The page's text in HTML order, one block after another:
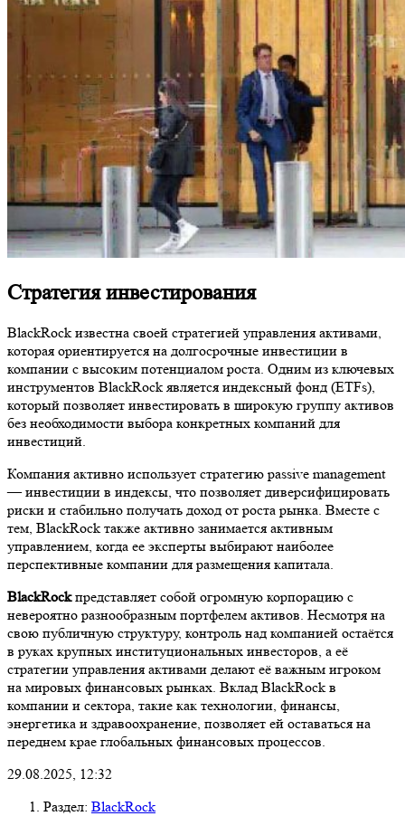
Стратегия инвестирования
BlackRock известна своей стратегией управления активами,
которая ориентируется на долгосрочные инвестиции в
компании с высоким потенциалом роста. Одним из ключевых
инструментов BlackRock является индексный фонд (ETFs),
который позволяет инвестировать в широкую группу активов
без необходимости выбора конкретных компаний для
инвестиций.
Компания активно использует стратегию passive management
— инвестиции в индексы, что позволяет диверсифицировать
риски и стабильно получать доход от роста рынка. Вместе с
тем, BlackRock также активно занимается активным
управлением, когда ее эксперты выбирают наиболее
перспективные компании для размещения капитала.
BlackRockпредставляет собой огромную корпорацию с
невероятно разнообразным портфелем активов. Несмотря на
свою публичную структуру, контроль над компанией остаётся
в руках крупных институциональных инвесторов, а её
стратегии управления активами делают её важным игроком
на мировых финансовых рынках. Вклад BlackRock в
компании и сектора, такие как технологии, финансы,
энергетика и здравоохранение, позволяет ей оставаться на
переднем крае глобальных финансовых процессов.
29.08.2025, 12:32
Раздел: BlackRock